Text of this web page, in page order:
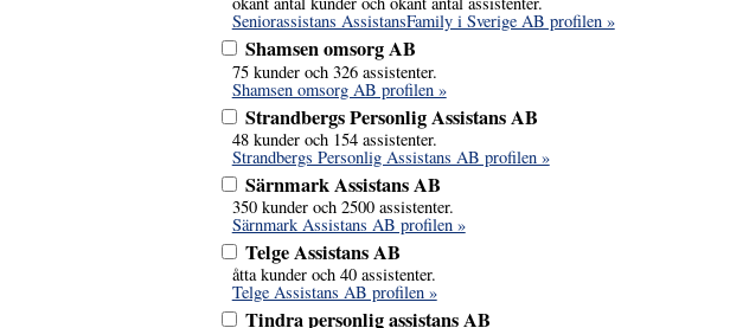
Seniorassistans AssistansFamily i Sverige AB profilen »
Shamsen omsorg AB
75 kunder och 326 assistenter.
Shamsen omsorg AB profilen »
Strandbergs Personlig Assistans AB
48 kunder och 154 assistenter.
Strandbergs Personlig Assistans AB profilen »
Särnmark Assistans AB
350 kunder och 2500 assistenter.
Särnmark Assistans AB profilen »
Telge Assistans AB
åtta kunder och 40 assistenter.
Telge Assistans AB profilen »
Tindra personlig assistans AB